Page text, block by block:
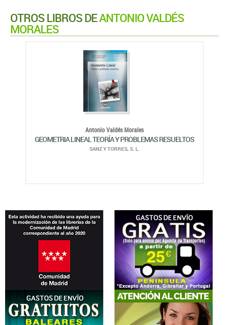
OTROS LIBROS DEANTONIO VALDÉS
MORALES
Antonio Valdés Morales
GEOMETRIA LINEAL TEORÍA Y PROBLEMAS RESUELTOS
SANZ Y TORRES, S. L.